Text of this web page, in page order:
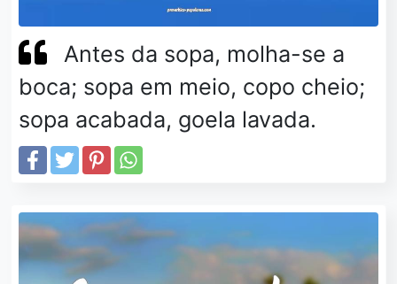
Antes da sopa, molha-se a
boca; sopa em meio, copo cheio;
sopa acabada, goela lavada.